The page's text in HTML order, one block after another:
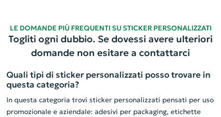
LE DOMANDE PIÙ FREQUENTI SU STICKER PERSONALIZZATI
Togliti ogni dubbio. Se dovessi avere ulteriori
domande non esitare a contattarci
Quali tipi di sticker personalizzati posso trovare in
questa categoria?
In questa categoria trovi sticker personalizzati pensati per uso
promozionale e aziendale: adesivi per packaging, etichette